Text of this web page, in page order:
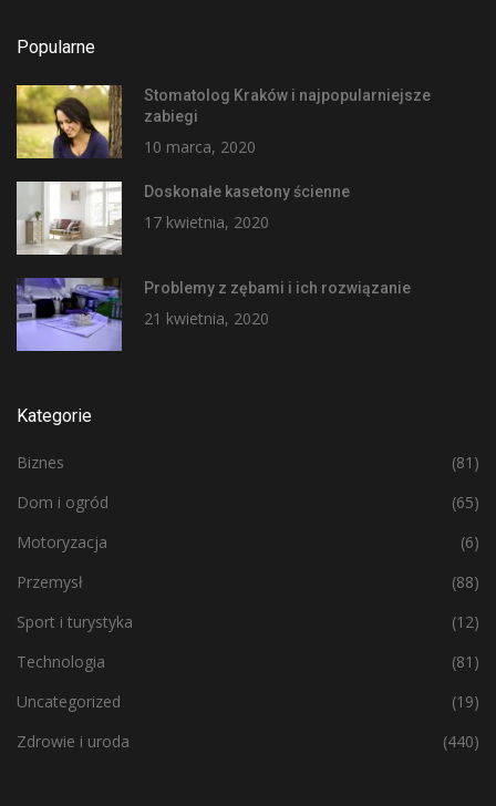
Popularne
Stomatolog Kraków i najpopularniejsze
zabiegi
10 marca, 2020
Doskonałe kasetony ścienne
17 kwietnia, 2020
Problemy z zębami i ich rozwiązanie
21 kwietnia, 2020
Kategorie
Biznes
(81)
Dom i ogród
(65)
Motoryzacja
(6)
Przemysł
(88)
Sport i turystyka
(12)
Technologia
(81)
Uncategorized
(19)
Zdrowie i uroda
(440)